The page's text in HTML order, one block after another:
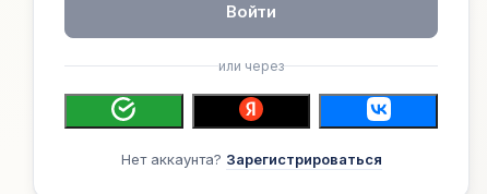
Войти
или через
Нет аккаунта? Зарегистрироваться